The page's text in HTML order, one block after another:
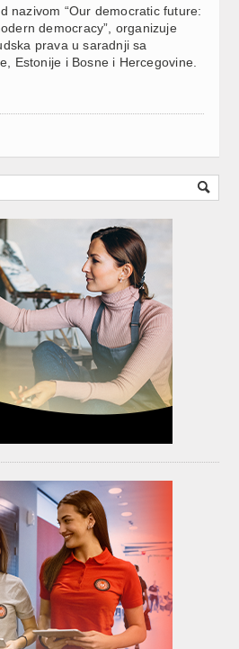
nazivom “Our democratic future:
democracy”, organizuje
prava u saradnji sa
Estonije i Bosne i Hercegovine.